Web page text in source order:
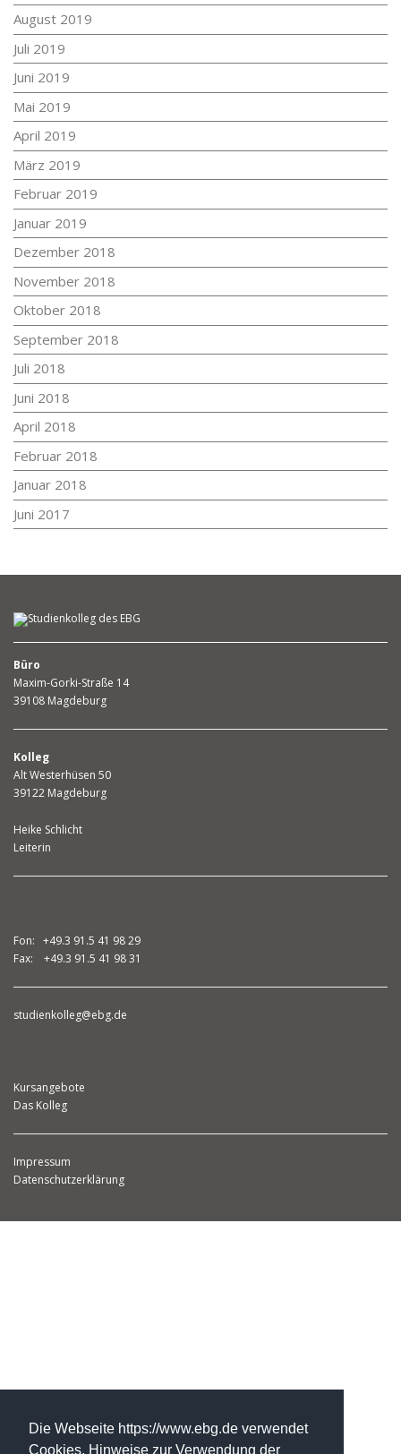
Die Webseite https://www.ebg.de verwendet
Cookies. Hinweise zur Verwendung der
August 2019
Juli 2019
Juni 2019
Mai 2019
April 2019
März 2019
Februar 2019
Januar 2019
Dezember 2018
November 2018
Oktober 2018
September 2018
Juli 2018
Juni 2018
April 2018
Februar 2018
Januar 2018
Juni 2017
Büro
Maxim-Gorki-Straße 14
39108 Magdeburg
Kolleg
Alt Westerhüsen 50
39122 Magdeburg
Heike Schlicht
Leiterin
Fon: +49.3 91.5 41 98 29
Fax: +49.3 91.5 41 98 31
studienkolleg@ebg.de
Kursangebote
Das Kolleg
Impressum
Datenschutzerklärung